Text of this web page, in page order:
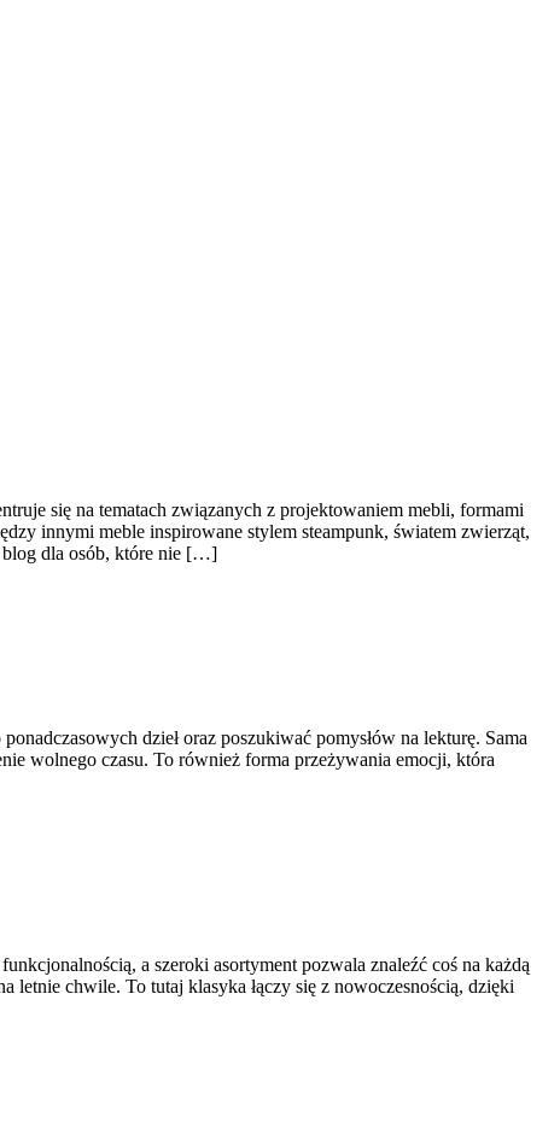
się na tematach związanych z projektowaniem mebli, formami
innymi meble inspirowane stylem steampunk, światem zwierząt,
blog dla osób, które nie […]
dzieł oraz poszukiwać pomysłów na lekturę. Sama
wolnego czasu. To również forma przeżywania emocji, która
a szeroki asortyment pozwala znaleźć coś na każdą
chwile. To tutaj klasyka łączy się z nowoczesnością, dzięki